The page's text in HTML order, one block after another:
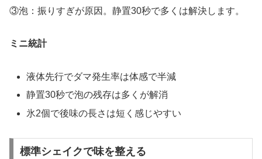
③泡：振りすぎが原因。静置30秒で多くは解決します。
ミニ統計
液体先行でダマ発生率は体感で半減
静置30秒で泡の残存は多くが解消
氷2個で後味の長さは短く感じやすい
標準シェイクで味を整える